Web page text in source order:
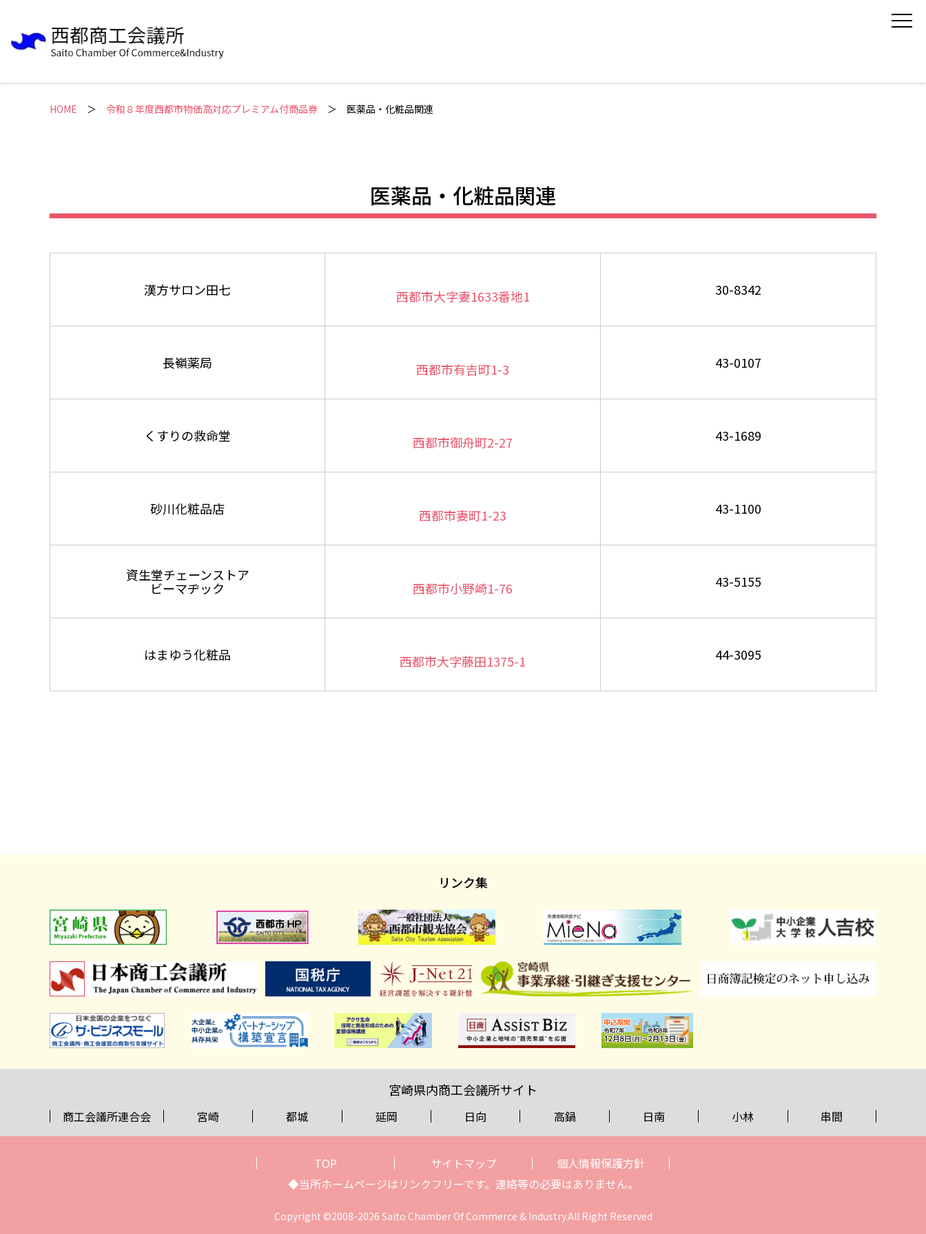
HOME ＞ 令和８年度西都市物価高対応プレミアム付商品券 医薬品・化粧品関連
医薬品・化粧品関連
漢方サロン田七 西都市大字妻1633番地1 30-8342
長嶺薬局 西都市有吉町1-3 43-0107
くすりの救命堂 西都市御舟町2-27 43-1689
砂川化粧品店 西都市妻町1-23 43-1100
資生堂チェーンストア
ビーマヂック 西都市小野崎1-76 43-5155
はまゆう化粧品 西都市大字藤田1375-1 44-3095
リンク集
宮崎県内商工会議所サイト
商工会議所連合会 宮崎 都城 延岡 日向 高鍋 日南 小林 串間
TOP サイトマップ
個人情報保護方針
◆当所ホームページはリンクフリーです。連絡等の必要はありません。
Copyright ©2008-2026 Saito Chamber Of Commerce & Industry.All Right Reserved